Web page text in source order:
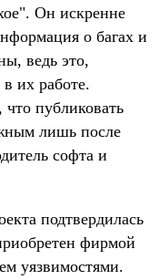
Он искренне
о багах и
ведь это,
их работе.
что публиковать
лишь после
софта и
подтвердилась
фирмой
уязвимостями.